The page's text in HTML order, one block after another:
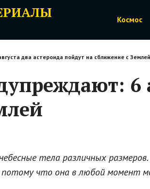
Космос
два астероида пойдут на сближение с Землей
6
тела различных
что она в любой момент